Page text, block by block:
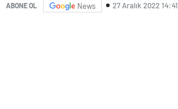
ABONE OL News 27 Aralık 2022 14:41